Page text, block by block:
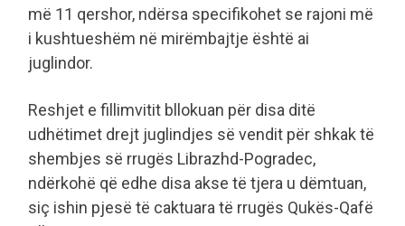
më 11 qershor, ndërsa specifikohet se rajoni më
i kushtueshëm në mirëmbajtje është ai
juglindor.
Reshjet e fillimvitit bllokuan për disa ditë
udhëtimet drejt juglindjes së vendit për shkak të
shembjes së rrugës Librazhd-Pogradec,
ndërkohë që edhe disa akse të tjera u dëmtuan,
siç ishin pjesë të caktuara të rrugës Qukës-Qafë